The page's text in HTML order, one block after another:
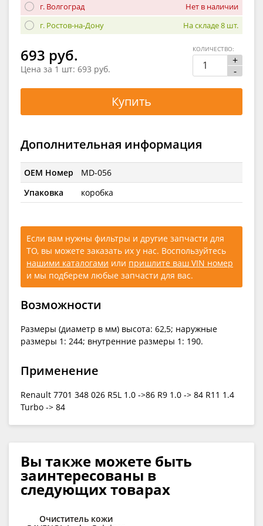
г. Волгоград
Нет в наличии
г. Ростов-на-Дону
На складе 8 шт.
693 руб.
Цена за 1 шт: 693 руб.
+
-
КОЛИЧЕСТВО:
Купить
Дополнительная информация
OEM Номер
MD-056
Упаковка
коробка
Если вам нужны фильтры и другие запчасти для
ТО, вы можете заказать их у нас. Воспользуйтесь
нашими каталогами или пришлите ваш VIN номер
и мы подберем любые запчасти для вас.
Возможности
Размеры (диаметр в мм) высота: 62,5; наружные
размеры 1: 244; внутренние размеры 1: 190.
Применение
Renault 7701 348 026 R5L 1.0 ->86 R9 1.0 -> 84 R11 1.4
Turbo -> 84
Вы также можете быть
заинтересованы в
следующих товарах
Очиститель кожи